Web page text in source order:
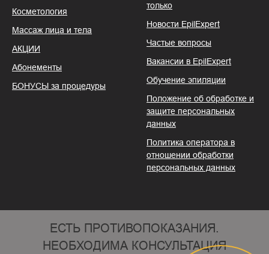
Косметология
Массаж лица и тела
АКЦИИ
Абонементы
БОНУСЫ за процедуры
только
Новости EpilExpert
Частые вопросы
Вакансии в EpilExpert
Обучение эпиляции
Положение об обработке и
защите персональных
данных
Политика оператора в
отношении обработки
персональных данных
ЕСТЬ ПРОТИВОПОКАЗАНИЯ.
НЕОБХОДИМА КОНСУЛЬТАЦИЯ